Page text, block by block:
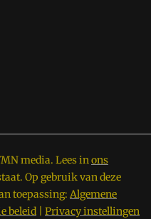
media. Lees inons
Op gebruik van deze
toepassing: Algemene
beleid Privacy instellingen